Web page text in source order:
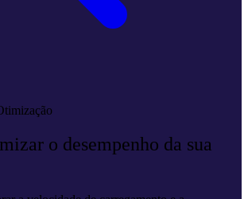
o desempenho da sua